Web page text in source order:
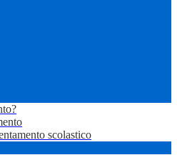
scolastico